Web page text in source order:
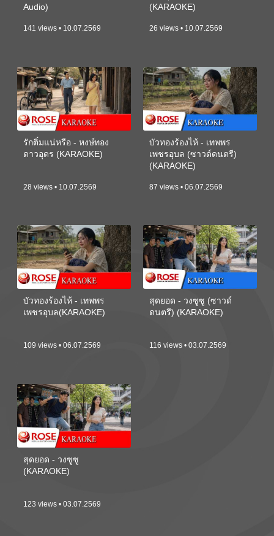
Audio)
141 views • 10.07.2569
(KARAOKE)
26 views • 10.07.2569
รักติ๋มแน่หรือ - หงษ์ทอง
ดาวอุดร (KARAOKE)
28 views • 10.07.2569
บัวทองร้องไห้ - เทพพร
เพชรอุบล (ซาวด์ดนตรี)
(KARAOKE)
87 views • 06.07.2569
บัวทองร้องไห้ - เทพพร
เพชรอุบล(KARAOKE)
109 views • 06.07.2569
สุดยอด - วงซูซู (ซาวด์
ดนตรี) (KARAOKE)
116 views • 03.07.2569
สุดยอด - วงซูซู
(KARAOKE)
123 views • 03.07.2569